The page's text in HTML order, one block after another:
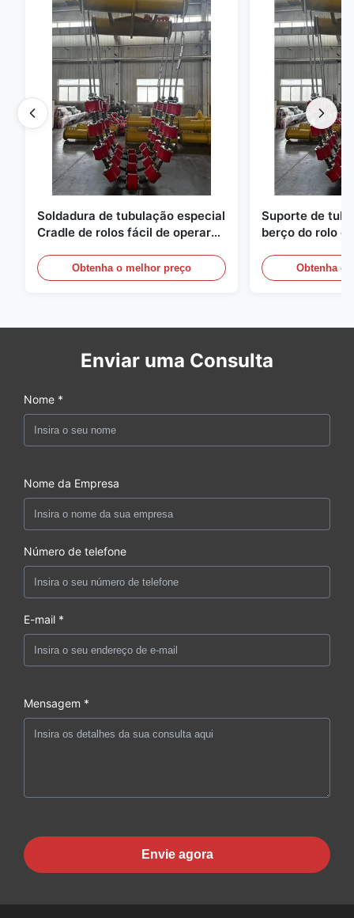
Soldadura de tubulação especial
Cradle de rolos fácil de operar
tubulaçãoObtenha o melhor preço
Suporte de
berço do rolo
soldadura do
Obtenha o
Enviar uma Consulta
Nome *
Nome da Empresa
Número de telefone
E-mail *
Mensagem *
Envie agora